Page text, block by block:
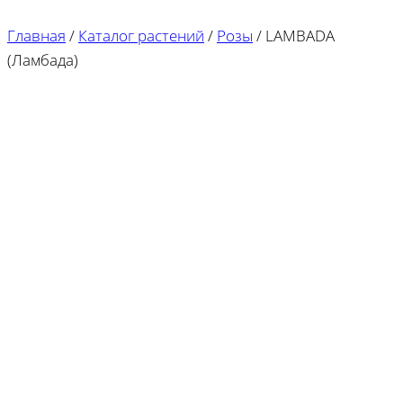
Главная / Каталог растений / Розы / LAMBADA
(Ламбада)